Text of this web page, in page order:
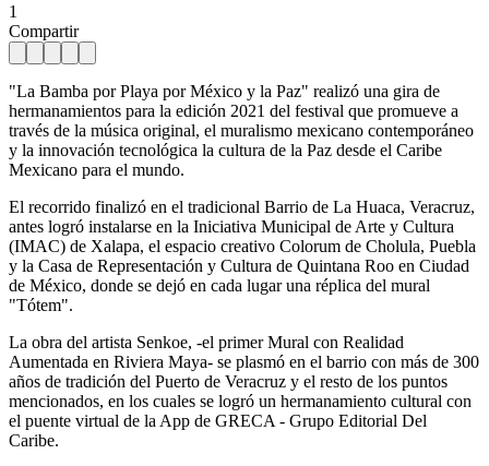
1
Compartir
"La Bamba por Playa por México y la Paz" realizó una gira de
hermanamientos para la edición 2021 del festival que promueve a
través de la música original, el muralismo mexicano contemporáneo
y la innovación tecnológica la cultura de la Paz desde el Caribe
Mexicano para el mundo.
El recorrido finalizó en el tradicional Barrio de La Huaca, Veracruz,
antes logró instalarse en la Iniciativa Municipal de Arte y Cultura
(IMAC) de Xalapa, el espacio creativo Colorum de Cholula, Puebla
y la Casa de Representación y Cultura de Quintana Roo en Ciudad
de México, donde se dejó en cada lugar una réplica del mural
"Tótem".
La obra del artista Senkoe, -el primer Mural con Realidad
Aumentada en Riviera Maya- se plasmó en el barrio con más de 300
años de tradición del Puerto de Veracruz y el resto de los puntos
mencionados, en los cuales se logró un hermanamiento cultural con
el puente virtual de la App de GRECA - Grupo Editorial Del
Caribe.